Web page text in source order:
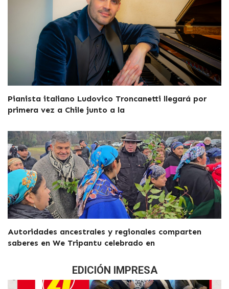
Pianista italiano Ludovico Troncanetti llegará por
primera vez a Chile junto a la
Autoridades ancestrales y regionales comparten
saberes en We Tripantu celebrado en
EDICIÓN IMPRESA